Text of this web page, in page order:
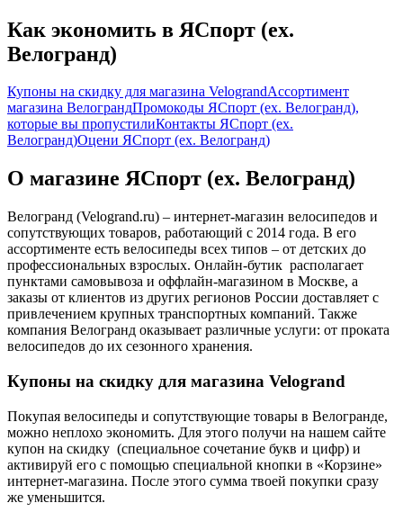
Как экономить в ЯСпорт (ex.
Велогранд)
Купоны на скидку для магазина VelograndАссортимент
магазина ВелограндПромокоды ЯСпорт (ex. Велогранд),
которые вы пропустилиКонтакты ЯСпорт (ex.
Велогранд)Оцени ЯСпорт (ex. Велогранд)
О магазине ЯСпорт (ex. Велогранд)
Велогранд (Velogrand.ru) – интернет-магазин велосипедов и
сопутствующих товаров, работающий с 2014 года. В его
ассортименте есть велосипеды всех типов – от детских до
профессиональных взрослых. Онлайн-бутик располагает
пунктами самовывоза и оффлайн-магазином в Москве, а
заказы от клиентов из других регионов России доставляет с
привлечением крупных транспортных компаний. Также
компания Велогранд оказывает различные услуги: от проката
велосипедов до их сезонного хранения.
Купоны на скидку для магазина Velogrand
Покупая велосипеды и сопутствующие товары в Велогранде,
можно неплохо экономить. Для этого получи на нашем сайте
купон на скидку (специальное сочетание букв и цифр) и
активируй его с помощью специальной кнопки в «Корзине»
интернет-магазина. После этого сумма твоей покупки сразу
же уменьшится.